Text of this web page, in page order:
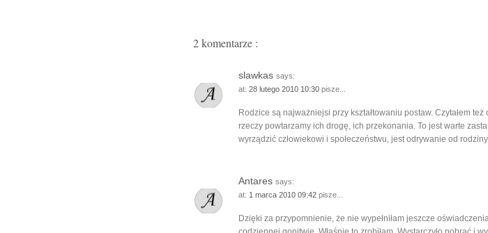
2 komentarze :
slawkas says:
at: 28 lutego 2010 10:30 pisze...
Rodzice są najważniejsi przy kształtowaniu postaw. Czytałem
rzeczy powtarzamy ich drogę, ich przekonania. To jest warte
wyrządzić człowiekowi i społeczeństwu, jest odrywanie od
Antares says:
at: 1 marca 2010 09:42 pisze...
Dzięki za przypomnienie, że nie wypełniłam jeszcze